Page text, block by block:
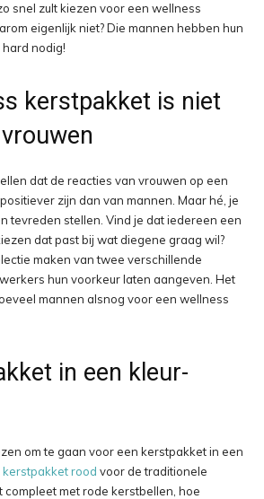
snel zult kiezen voor een wellness
eigenlijk niet? Die mannen hebben hun
nodig!
kerstpakket is niet
dat de reacties van vrouwen op een
zijn dan van mannen. Maar hé, je
tevreden stellen. Vind je dat iedereen een
dat past bij wat diegene graag wil?
maken van twee verschillende
hun voorkeur laten aangeven. Het
mannen alsnog voor een wellness
in een kleur-
om te gaan voor een kerstpakket in een
kerstpakket rood voor de traditionele
compleet met rode kerstbellen, hoe